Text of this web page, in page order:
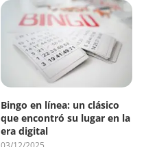
Bingo en línea: un clásico
que encontró su lugar en la
era digital